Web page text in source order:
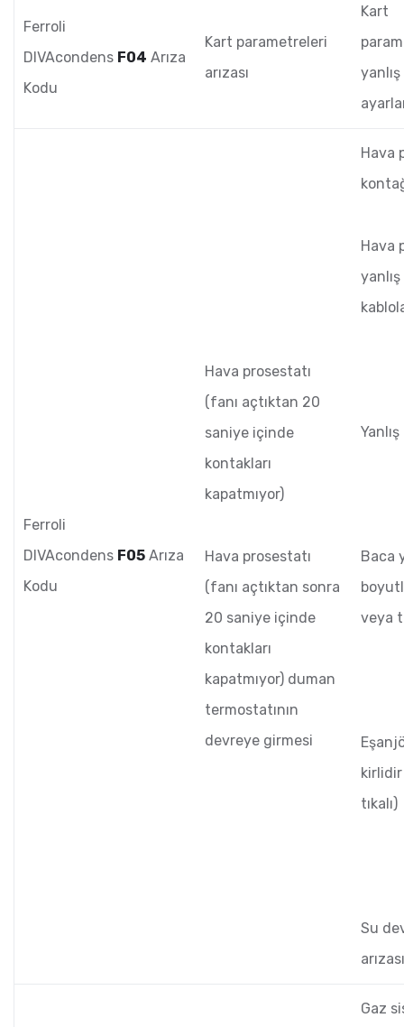
Ferroli
DIVAcondens F04 Arıza
Kodu
Kart parametreleri
arızası
Kart
yanlış
Ferroli
DIVAcondens F05 Arıza
Kodu
Hava prosestatı
(fanı açtıktan 20
saniye içinde
kontakları
kapatmıyor)
Hava prosestatı
(fanı açtıktan sonra
20 saniye içinde
kontakları
kapatmıyor) duman
termostatının
devreye girmesi
Hava
Hava
yanlış
Baca
veya
tıkalı)
Su
arızası
Gaz